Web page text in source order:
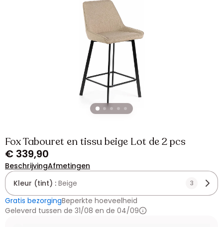
Fox Tabouret en tissu beige Lot de 2 pcs
€ 339,90
BeschrijvingAfmetingen
Kleur (tint) : Beige 3
Gratis bezorgingBeperkte hoeveelheid
Geleverd tussen de 31/08 en de 04/09